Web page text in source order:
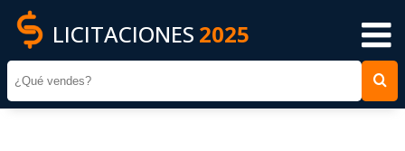
LICITACIONES 2025